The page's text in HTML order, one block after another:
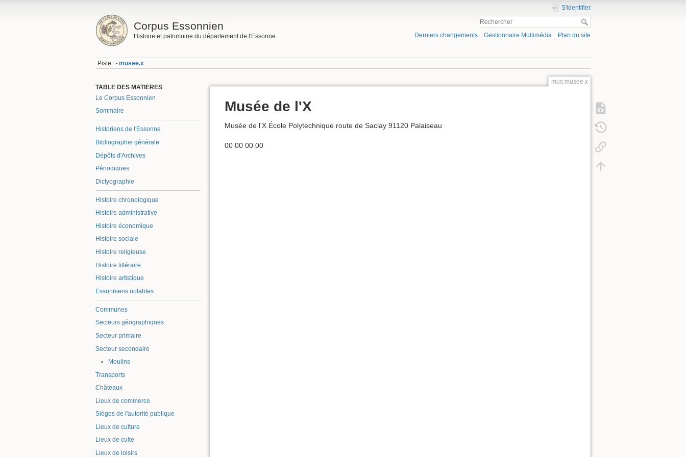
Corpus Essonnien
Histoire et patrimoine du département de l'Essonne
S'identifier
Derniers changements Gestionnaire Multimédia Plan du site
Piste : • musee.x
TABLE DES MATIÈRES
Le Corpus Essonnien
Sommaire
Historiens de l'Essonne
Bibliographie générale
Dépôts d'Archives
Périodiques
Dictyographie
Histoire chronologique
Histoire administrative
Histoire économique
Histoire sociale
Histoire religieuse
Histoire littéraire
Histoire artistique
Essonniens notables
Communes
Secteurs géographiques
Secteur primaire
Secteur secondaire
Moulins
Transports
Châteaux
Lieux de commerce
Sièges de l'autorité publique
Lieux de culture
Lieux de culte
Lieux de loisirs
mus:musee.x
Musée de l'X
Musée de l'X École Polytechnique route de Saclay 91120 Palaiseau
00 00 00 00